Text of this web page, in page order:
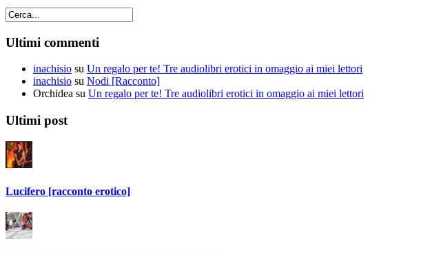
Ultimi commenti
inachisio su Un regalo per te! Tre audiolibri erotici in omaggio ai miei lettori
inachisio su Nodi [Racconto]
Orchidea su Un regalo per te! Tre audiolibri erotici in omaggio ai miei lettori
Ultimi post
Lucifero [racconto erotico]